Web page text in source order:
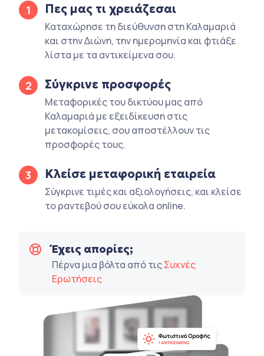
1 Πες μας τι χρειάζεσαι
Καταχώρησε τη διεύθυνση στη Καλαμαριά
και στην Διώνη, την ημερομηνία και φτιάξε
λίστα με τα αντικείμενα σου.
2 Σύγκρινε προσφορές
Μεταφορικές του δικτύου μας από
Καλαμαριά με εξειδίκευση στις
μετακομίσεις, σου αποστέλλουν τις
προσφορές τους.
3 Κλείσε μεταφορική εταιρεία
Σύγκρινε τιμές και αξιολογήσεις, και κλείσε
το ραντεβού σου εύκολα online.
Έχεις απορίες;
Πέρνα μια βόλτα από τιςΣυχνές
Ερωτήσεις